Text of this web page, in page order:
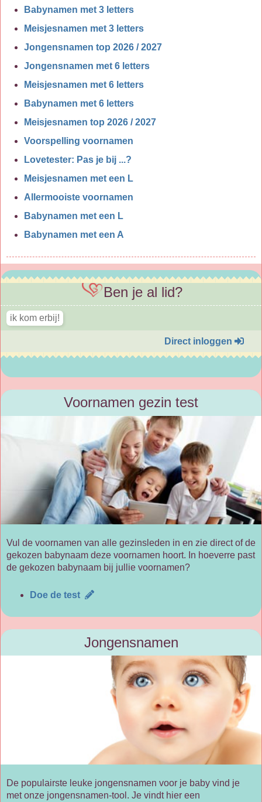
Babynamen met 3 letters
Meisjesnamen met 3 letters
Jongensnamen top 2026 / 2027
Jongensnamen met 6 letters
Meisjesnamen met 6 letters
Babynamen met 6 letters
Meisjesnamen top 2026 / 2027
Voorspelling voornamen
Lovetester: Pas je bij ...?
Meisjesnamen met een L
Allermooiste voornamen
Babynamen met een L
Babynamen met een A
Ben je al lid?
Direct inloggen
Voornamen gezin test
Vul de voornamen van alle gezinsleden in en zie direct of de
gekozen babynaam deze voornamen hoort. In hoeverre past
de gekozen babynaam bij jullie voornamen?
Doe de test
Jongensnamen
De populairste leuke jongensnamen voor je baby vind je
met onze jongensnamen-tool. Je vindt hier een